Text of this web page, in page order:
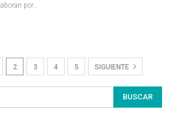
por…
2 3 4 5 SIGUIENTE